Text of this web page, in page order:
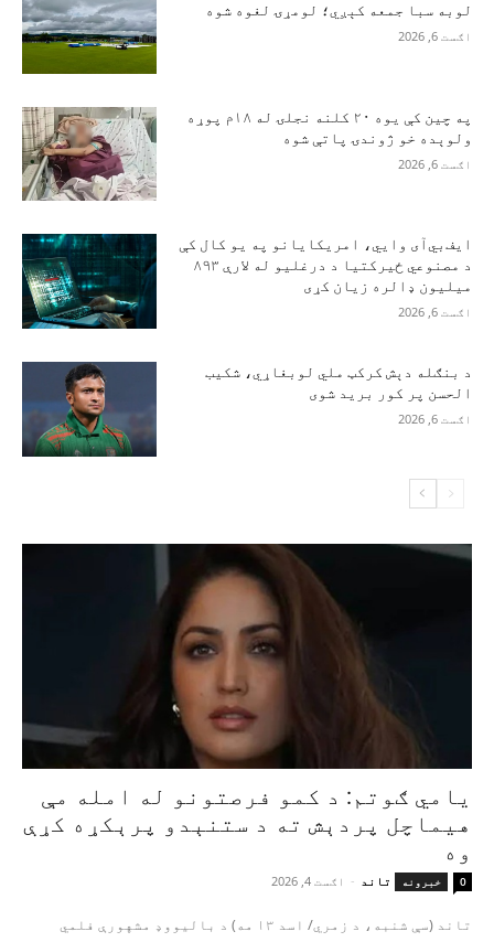
لوبه سبا جمعه کېږي؛ لومړۍ لغوه شوه
اګست 6, 2026
په چین کې یوه ۲۰ کلنه نجلۍ له ۱۸م پوړه
ولوېده خو ژوندۍ پاتې شوه
اګست 6, 2026
ایف‌بي‌آی وايي، امریکایانو په یو کال کې
د مصنوعي ځیرکتیا د درغلیو له لارې ۸۹۳
میلیون ډالره زیان کړی
اګست 6, 2026
د بنګله دېش کرکټ ملي لوبغاړي، شکیب
الحسن پر کور برید شوی
اګست 6, 2026
یامي ګوتم: د کمو فرصتونو له امله مې
هیماچل پردېش ته د ستنېدو پرېکړه کړې
وه
خبرونه تاند - اګست 4, 2026 0
تاند (سې شنبه، د زمري/ اسد ۱۳ مه) د بالیووډ مشهورې فلمي